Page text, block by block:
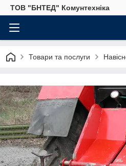
ТОВ "БНТЕД" Комунтехніка
Товари та послуги